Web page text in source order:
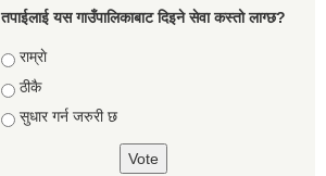
तपाईलाई यस गाउँपालिकाबाट दिइने सेवा कस्तो लाग्छ?
Choices
राम्राे
ठीकै
सुधार गर्न जरुरी छ